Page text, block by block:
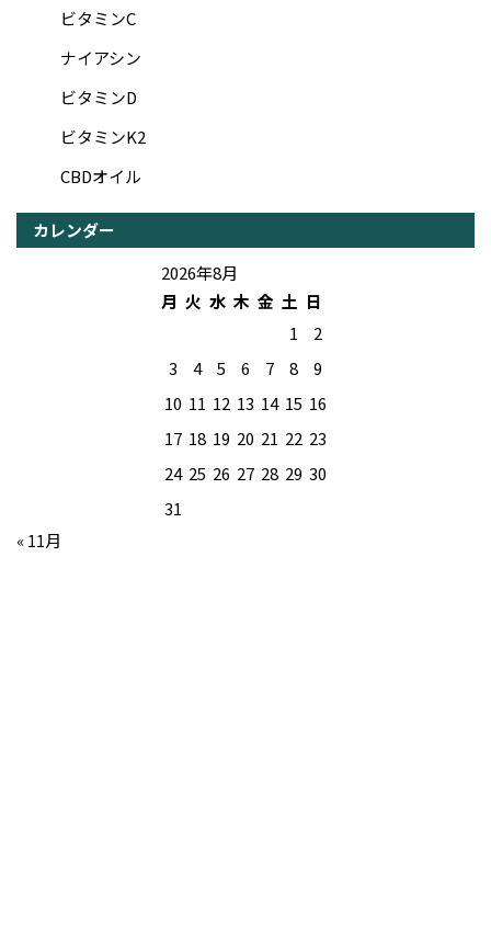
ビタミンC
ナイアシン
ビタミンD
ビタミンK2
CBDオイル
カレンダー
2026年8月
月 火 水 木 金 土 日
1
2
3
4 5 6 7 8
9
10 11 12 13 14 15 16
17 18 19 20 21 22 23
24 25 26 27 28 29 30
31
« 11月